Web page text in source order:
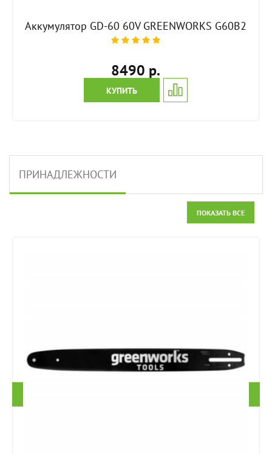
Аккумулятор GD-60 60V GREENWORKS G60B2
8490 р.
КУПИТЬ
ПРИНАДЛЕЖНОСТИ
ПОКАЗАТЬ ВСЕ